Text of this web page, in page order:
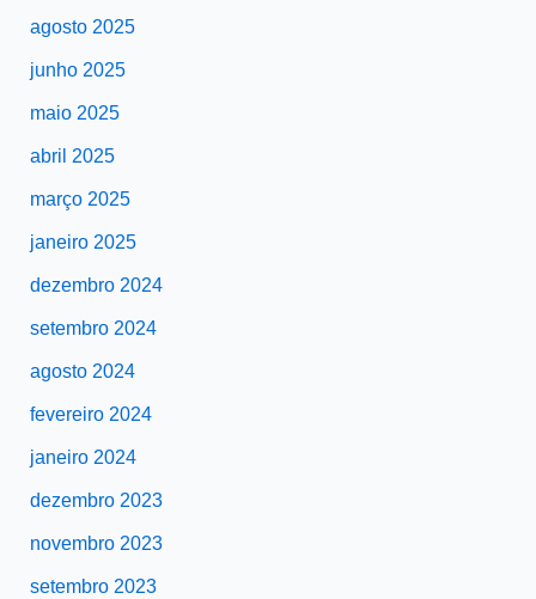
agosto 2025
junho 2025
maio 2025
abril 2025
março 2025
janeiro 2025
dezembro 2024
setembro 2024
agosto 2024
fevereiro 2024
janeiro 2024
dezembro 2023
novembro 2023
setembro 2023